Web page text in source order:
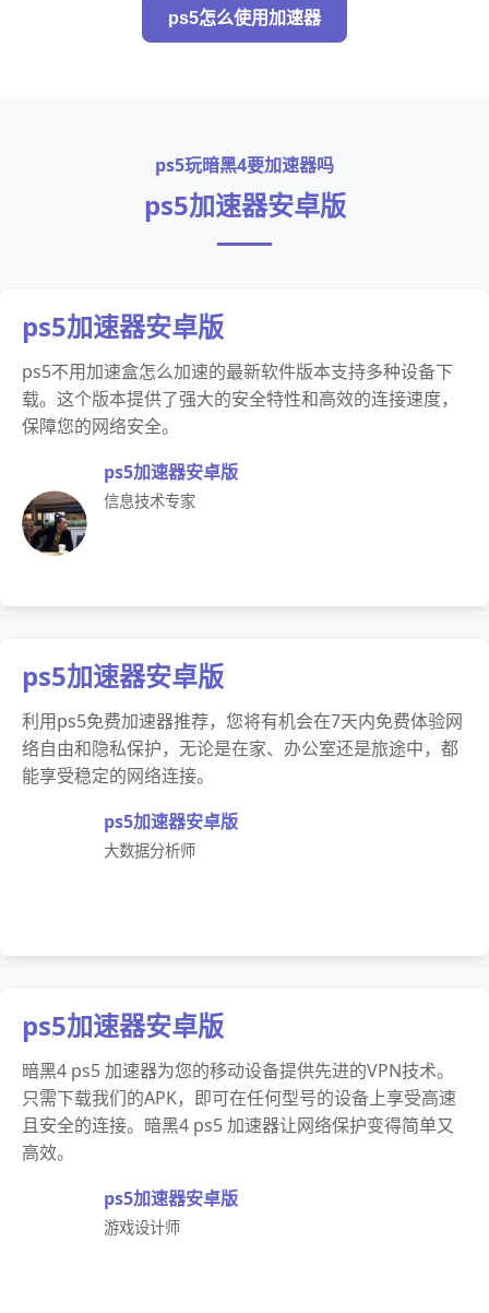
ps5怎么使用加速器
ps5玩暗黑4要加速器吗
ps5加速器安卓版
ps5加速器安卓版
ps5不用加速盒怎么加速的最新软件版本支持多种设备下
载。这个版本提供了强大的安全特性和高效的连接速度，
保障您的网络安全。
ps5加速器安卓版
信息技术专家
ps5加速器安卓版
利用ps5免费加速器推荐，您将有机会在7天内免费体验网
络自由和隐私保护，无论是在家、办公室还是旅途中，都
能享受稳定的网络连接。
ps5加速器安卓版
大数据分析师
ps5加速器安卓版
暗黑4 ps5 加速器为您的移动设备提供先进的VPN技术。
只需下载我们的APK，即可在任何型号的设备上享受高速
且安全的连接。暗黑4 ps5 加速器让网络保护变得简单又
高效。
ps5加速器安卓版
游戏设计师